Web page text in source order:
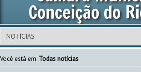
Conceição do
Você está em: Todas notícias